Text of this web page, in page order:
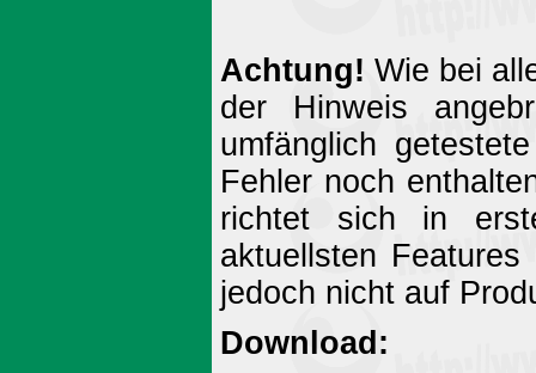
Achtung! Wie bei
der Hinweis
umfänglich
Fehler noch
richtet sich in
aktuellsten
jedoch nicht auf
Download: